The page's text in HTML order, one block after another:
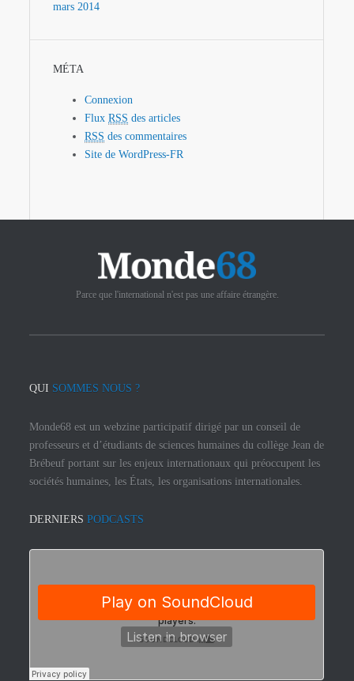
mars 2014
MÉTA
Connexion
FluxRSS des articles
RSS des commentaires
Site de WordPress-FR
Parce que l'international n'est pas une affaire étrangère.
QUI SOMMES NOUS ?
Monde68 est un webzine participatif dirigé par un conseil de
professeurs et d’étudiants de sciences humaines du collège Jean de
Brébeuf portant sur les enjeux internationaux qui préoccupent les
sociétés humaines, les États, les organisations internationales.
DERNIERS PODCASTS